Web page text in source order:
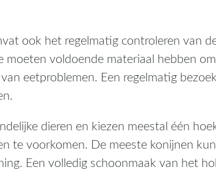
ook het regelmatig controleren van
moeten voldoende materiaal hebben
eetproblemen. Een regelmatig
dieren en kiezen meestal één
te voorkomen. De meeste konijnen
Een volledig schoonmaak van het